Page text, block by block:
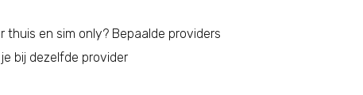
en sim only? Bepaalde providers
bij dezelfde provider